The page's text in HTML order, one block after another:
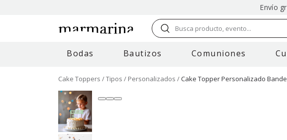
Envío
Busca producto, evento...
Bodas Bautizos Comuniones
Cake Toppers Tipos Personalizados Cake Topper Personalizado